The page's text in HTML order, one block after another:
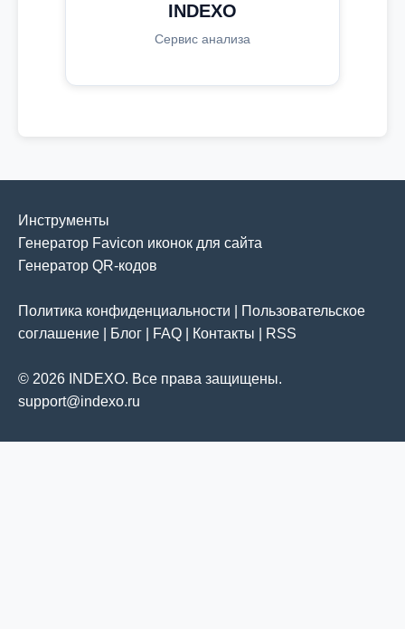
INDEXO
Сервис анализа
Инструменты
Генератор Favicon иконок для сайта
Генератор QR-кодов
Политика конфиденциальности
Пользовательское
соглашение
Блог FAQ Контакты RSS
© 2026 INDEXO. Все права защищены.
support@indexo.ru